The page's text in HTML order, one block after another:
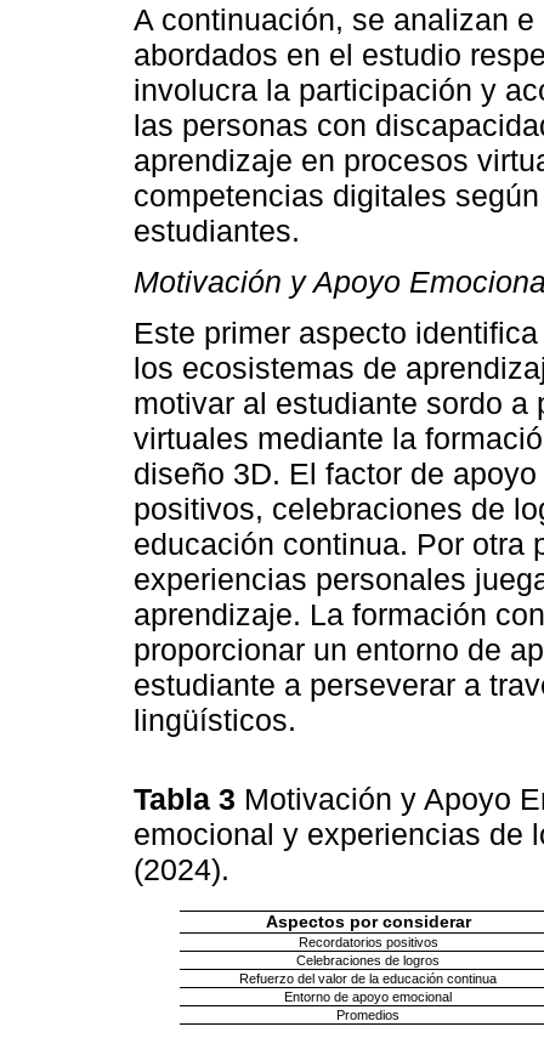
A continuación, se analizan
abordados en el estudio
involucra la participación y
las personas con
aprendizaje en procesos
competencias digitales
estudiantes.
Motivación y Apoyo
Este primer aspecto
los ecosistemas de
motivar al estudiante sordo
virtuales mediante la
diseño 3D. El factor de
positivos, celebraciones de
educación continua. Por otra
experiencias personales
aprendizaje. La formación
proporcionar un entorno de
estudiante a perseverar a
lingüísticos.
Tabla 3 Motivación y Apoyo
emocional y experiencias de
(2024).
Aspectos por considerar
Recordatorios positivos
Celebraciones de logros
Refuerzo del valor de la educación continua
Entorno de apoyo emocional
Promedios